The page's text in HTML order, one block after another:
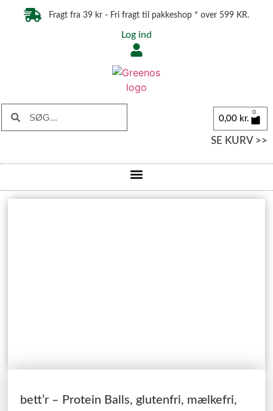
Fragt fra 39 kr - Fri fragt til pakkeshop * over 599 KR.
Log ind
0,00 kr.
0
SE KURV >>
bett’r – Protein Balls, glutenfri, mælkefri,